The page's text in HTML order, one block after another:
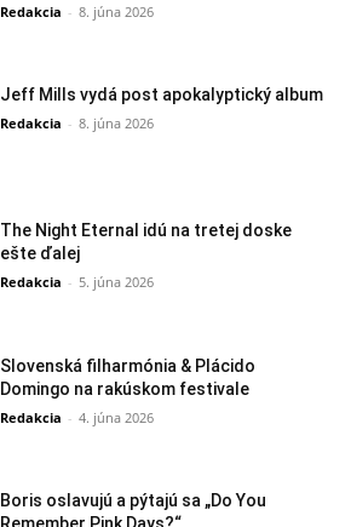
Redakcia - 8. júna 2026
Jeff Mills vydá post apokalyptický album
Redakcia - 8. júna 2026
The Night Eternal idú na tretej doske
ešte ďalej
Redakcia - 5. júna 2026
Slovenská filharmónia & Plácido
Domingo na rakúskom festivale
Redakcia - 4. júna 2026
Boris oslavujú a pýtajú sa „Do You